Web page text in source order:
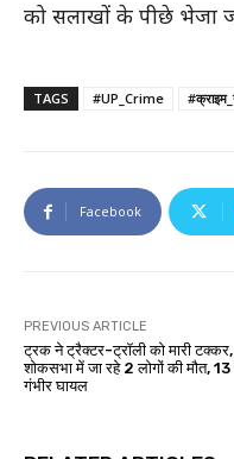
को सलाखों के पीछे भेजा
TAGS #UP_Crime
Facebook
PREVIOUS ARTICLE
ट्रक ने ट्रैक्टर-ट्रॉली को मारी टक्कर,
शोकसभा में जा रहे 2 लोगों की मौत, 13
गंभीर घायल